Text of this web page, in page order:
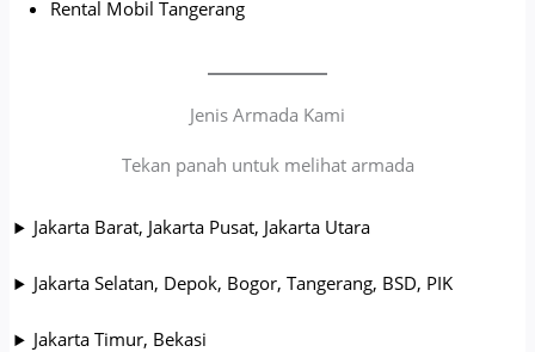
Rental Mobil Tangerang
Jenis Armada Kami
Tekan panah untuk melihat armada
Jakarta Barat, Jakarta Pusat, Jakarta Utara
Jakarta Selatan, Depok, Bogor, Tangerang, BSD, PIK
Jakarta Timur, Bekasi